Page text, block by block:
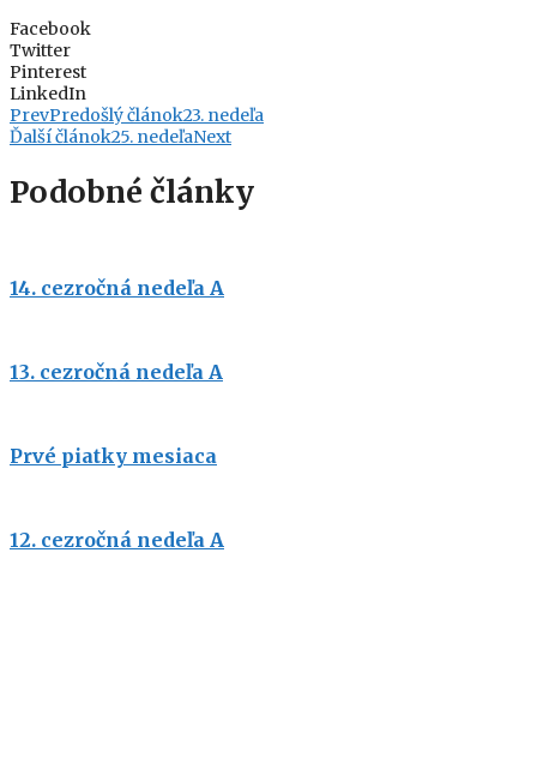
Facebook
Twitter
Pinterest
LinkedIn
PrevPredošlý článok23. nedeľa
Ďalší článok25. nedeľaNext
Podobné články
14. cezročná nedeľa A
13. cezročná nedeľa A
Prvé piatky mesiaca
12. cezročná nedeľa A